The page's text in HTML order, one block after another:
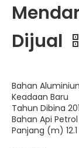
Dijual
Bahan
Keadaan Baru
Tahun Dibina
Bahan Api
Panjang (m)